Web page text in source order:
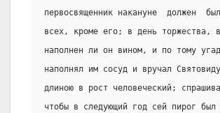
первосвященник накануне  должен
всех, кроме его; в день
наполнен ли он вином, и по тому
наполнял им сосуд и вручал
длиною в рост человеческий;
чтобы в следующий год сей пирог